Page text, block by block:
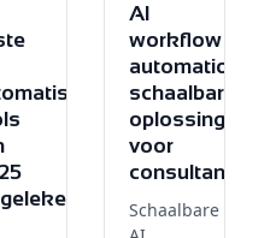
AI
workflow
automation:
schaalbare
oplossingen
voor
consultants
Schaalbare